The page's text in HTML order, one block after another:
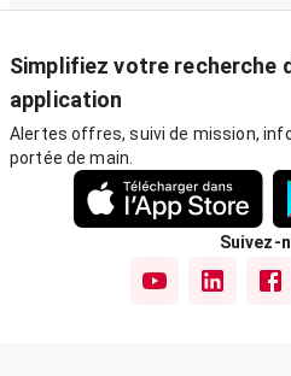
Simplifiez votre recherche
application
Alertes offres, suivi de mission,
portée de main.
Suivez-